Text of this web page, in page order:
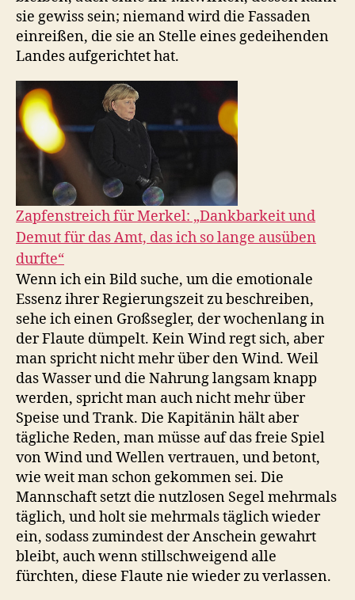
sie gewiss sein; niemand wird die Fassaden
einreißen, die sie an Stelle eines gedeihenden
Landes aufgerichtet hat.
Zapfenstreich für Merkel: „Dankbarkeit und
Demut für das Amt, das ich so lange ausüben
durfte“
Wenn ich ein Bild suche, um die emotionale
Essenz ihrer Regierungszeit zu beschreiben,
sehe ich einen Großsegler, der wochenlang in
der Flaute dümpelt. Kein Wind regt sich, aber
man spricht nicht mehr über den Wind. Weil
das Wasser und die Nahrung langsam knapp
werden, spricht man auch nicht mehr über
Speise und Trank. Die Kapitänin hält aber
tägliche Reden, man müsse auf das freie Spiel
von Wind und Wellen vertrauen, und betont,
wie weit man schon gekommen sei. Die
Mannschaft setzt die nutzlosen Segel mehrmals
täglich, und holt sie mehrmals täglich wieder
ein, sodass zumindest der Anschein gewahrt
bleibt, auch wenn stillschweigend alle
fürchten, diese Flaute nie wieder zu verlassen.